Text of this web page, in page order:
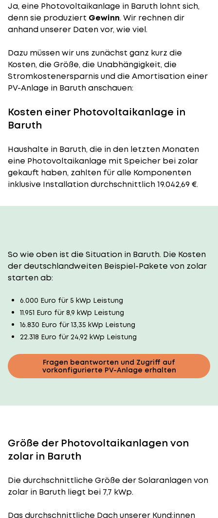
Ja, eine Photovoltaikanlage in Baruth lohnt sich,
denn sie produziert Gewinn. Wir rechnen dir
anhand unserer Daten vor, wie viel.
Dazu müssen wir uns zunächst ganz kurz die
Kosten, die Größe, die Unabhängigkeit, die
Stromkostenersparnis und die Amortisation einer
PV-Anlage in Baruth anschauen:
Kosten einer Photovoltaikanlage in
Baruth
Haushalte in Baruth, die in den letzten Monaten
eine Photovoltaikanlage mit Speicher bei zolar
gekauft haben, zahlten für alle Komponenten
inklusive Installation durchschnittlich 19.042,69 €.
So wie oben ist die Situation in Baruth. Die Kosten
der deutschlandweiten Beispiel-Pakete von zolar
starten ab:
6.000 Euro für 5 kWp Leistung
11.951 Euro für 8,9 kWp Leistung
16.830 Euro für 13,35 kWp Leistung
22.318 Euro für 24,92 kWp Leistung
Fragen beantworten und Zugriff auf
vorkonfigurierte PV-Anlage erhalten
Größe der Photovoltaikanlagen von
zolar in Baruth
Die durchschnittliche Größe der Solaranlagenvon
zolar in Baruth liegt bei 7,7 kWp.
Das durchschnittliche Dach unserer Kund:innen